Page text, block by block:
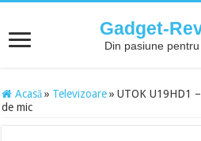
Gadget-
Din pasiune
Acasă » Televizoare » UTOK U19HD1
de mic